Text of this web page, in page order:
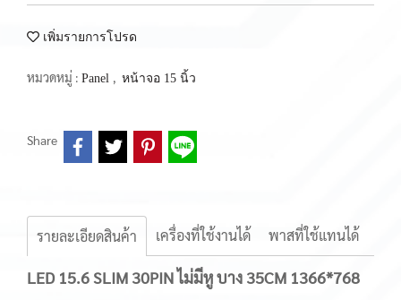
เพิ่มรายการโปรด
หมวดหมู่ : Panel , หน้าจอ 15 นิ้ว
Share
รายละเอียดสินค้า เครื่องที่ใช้งานได้ พาสที่ใช้แทนได้
LED 15.6 SLIM 30PIN ไม่มีหู บาง 35CM 1366*768